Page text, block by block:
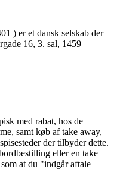
) er et dansk selskab der
16, 3. sal, 1459
med rabat, hos de
samt køb af take away,
der tilbyder dette.
eller en take
at du "indgår aftale